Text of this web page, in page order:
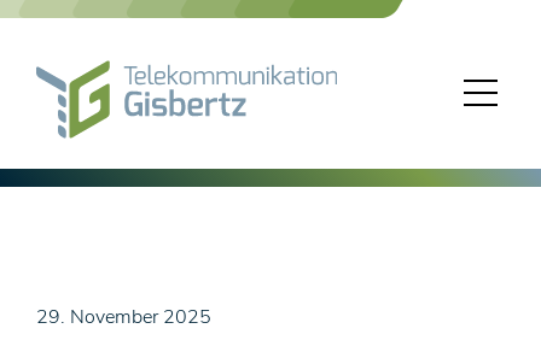
Skip
29. November 2025